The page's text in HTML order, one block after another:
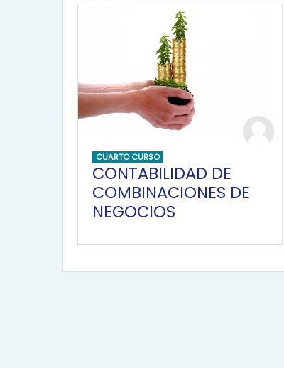
CUARTO CURSO
CONTABILIDAD DE
COMBINACIONES DE
NEGOCIOS